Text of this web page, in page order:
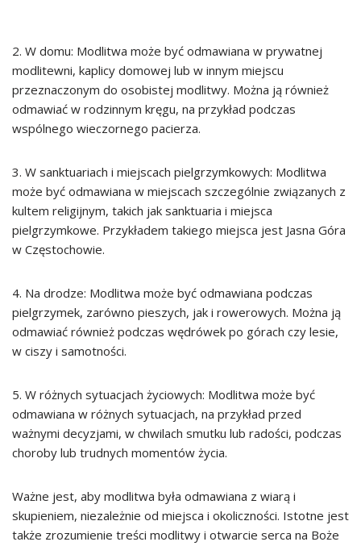
2. W domu: Modlitwa może być odmawiana w prywatnej
modlitewni, kaplicy domowej lub w innym miejscu
przeznaczonym do osobistej modlitwy. Można ją również
odmawiać w rodzinnym kręgu, na przykład podczas
wspólnego wieczornego pacierza.
3. W sanktuariach i miejscach pielgrzymkowych: Modlitwa
może być odmawiana w miejscach szczególnie związanych z
kultem religijnym, takich jak sanktuaria i miejsca
pielgrzymkowe. Przykładem takiego miejsca jest Jasna Góra
w Częstochowie.
4. Na drodze: Modlitwa może być odmawiana podczas
pielgrzymek, zarówno pieszych, jak i rowerowych. Można ją
odmawiać również podczas wędrówek po górach czy lesie,
w ciszy i samotności.
5. W różnych sytuacjach życiowych: Modlitwa może być
odmawiana w różnych sytuacjach, na przykład przed
ważnymi decyzjami, w chwilach smutku lub radości, podczas
choroby lub trudnych momentów życia.
Ważne jest, aby modlitwa była odmawiana z wiarą i
skupieniem, niezależnie od miejsca i okoliczności. Istotne jest
także zrozumienie treści modlitwy i otwarcie serca na Boże